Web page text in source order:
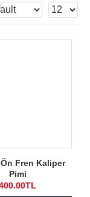
Fren Kaliper
Pimi